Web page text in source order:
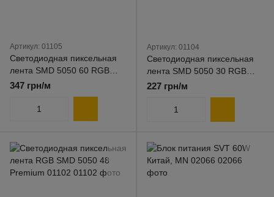
Артикул: 01105
Светодиодная пиксельная
лента SMD 5050 60 RGB
Premium 01105
347 грн/м
Артикул: 01104
Светодиодная пиксельная
лента SMD 5050 30 RGB
Premium 01104
227 грн/м